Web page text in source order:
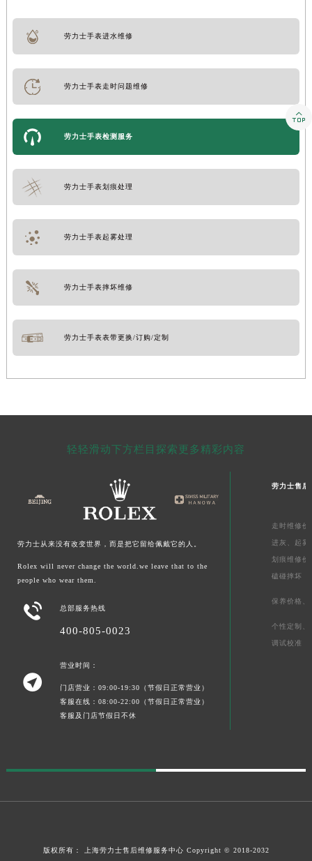
劳力士手表进水维修
劳力士手表走时问题维修
劳力士手表检测服务
劳力士手表划痕处理
劳力士手表起雾处理
劳力士手表摔坏维修
劳力士手表表带更换/订购/定制
轻轻滑动下方栏目探索更多精彩内容
劳力士从来没有改变世界，而是把它留给佩戴它的人。
Rolex will never change the world.we leave that to the
people who wear them.
 总部服务热线
400-805-0023

营业时间：
门店营业：09:00-19:30（节假日正常营业）
客服在线：08:00-22:00（节假日正常营业）
客服及门店节假日不休
劳力士售后
走时维修价
进灰、 起雾
划痕维修价
磕碰摔坏
保养价格、
个性定制、
调试校准
版权所有： 上海劳力士售后维修服务中心 Copyright © 2018-2032
